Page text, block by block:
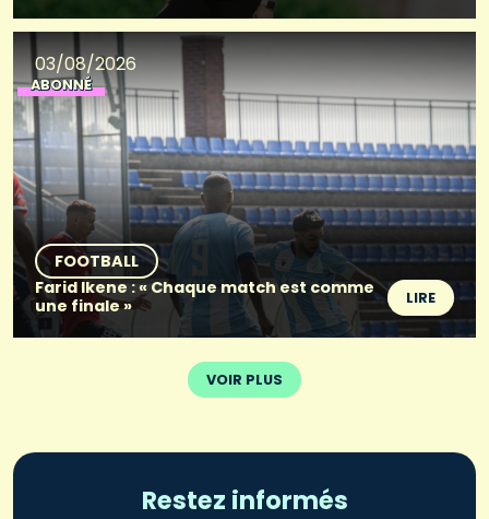
03/08/2026
ABONNÉ
FOOTBALL
Farid Ikene : « Chaque match est comme
une finale »
LIRE
VOIR PLUS
Restez informés